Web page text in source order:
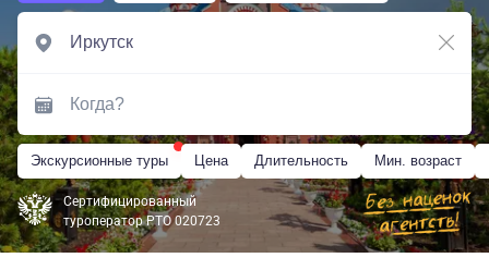
Экскурсионные туры Цена Длительность Мин. возраст
Сертифицированный
туроператор РТО 020723